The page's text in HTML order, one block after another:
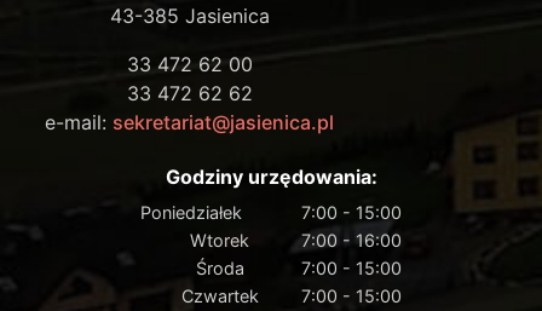
43-385 Jasienica
33 472 62 00
33 472 62 62
e-mail: sekretariat@jasienica.pl
Godziny urzędowania:
Poniedziałek
7:00 - 15:00
Wtorek
7:00 - 16:00
Środa
7:00 - 15:00
Czwartek
7:00 - 15:00